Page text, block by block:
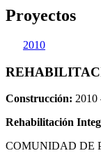
Proyectos
2010
Construcción: 2010
Rehabilitación
COMUNIDAD DE